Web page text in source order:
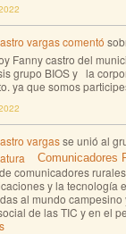
vargascomentó
Fanny castro del
grupo BIOS y la
ya que somos
vargasse unió al
Comunicadores
comunicadores
y la tecnología
al mundo
de las TIC y en el